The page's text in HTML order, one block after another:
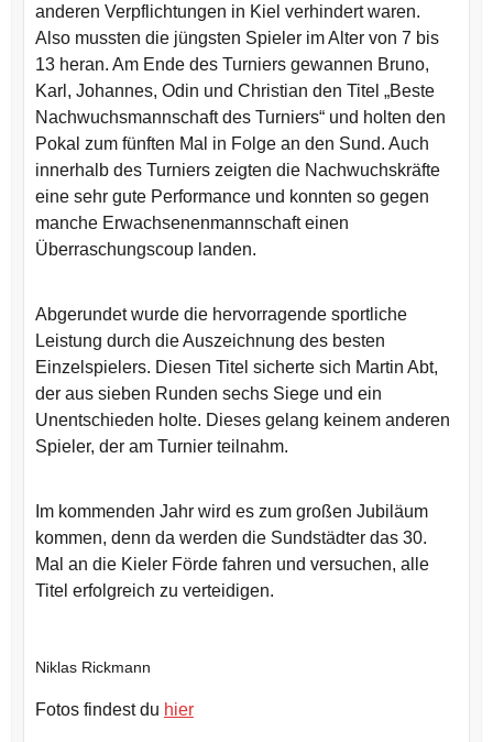
anderen Verpflichtungen in Kiel verhindert waren.
Also mussten die jüngsten Spieler im Alter von 7 bis
13 heran. Am Ende des Turniers gewannen Bruno,
Karl, Johannes, Odin und Christian den Titel „Beste
Nachwuchsmannschaft des Turniers“ und holten den
Pokal zum fünften Mal in Folge an den Sund. Auch
innerhalb des Turniers zeigten die Nachwuchskräfte
eine sehr gute Performance und konnten so gegen
manche Erwachsenenmannschaft einen
Überraschungscoup landen.
Abgerundet wurde die hervorragende sportliche
Leistung durch die Auszeichnung des besten
Einzelspielers. Diesen Titel sicherte sich Martin Abt,
der aus sieben Runden sechs Siege und ein
Unentschieden holte. Dieses gelang keinem anderen
Spieler, der am Turnier teilnahm.
Im kommenden Jahr wird es zum großen Jubiläum
kommen, denn da werden die Sundstädter das 30.
Mal an die Kieler Förde fahren und versuchen, alle
Titel erfolgreich zu verteidigen.
Niklas Rickmann
Fotos findest du hier